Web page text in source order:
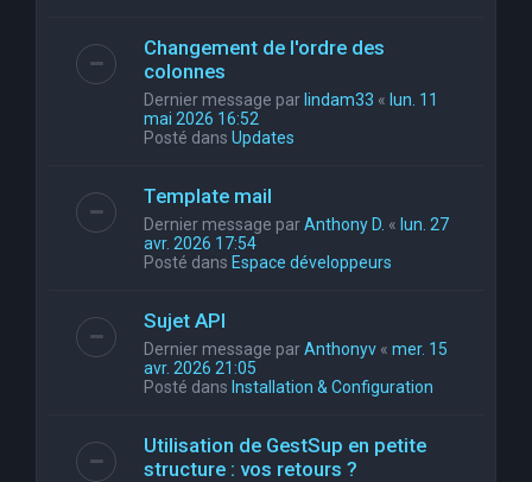
Changement de l'ordre des
colonnes
Dernier message parlindam33 « lun. 11
mai 2026 16:52
Posté dans Updates
Template mail
Dernier message parAnthony D. « lun. 27
avr. 2026 17:54
Posté dans Espace développeurs
Sujet API
Dernier message parAnthonyv « mer. 15
avr. 2026 21:05
Posté dans Installation & Configuration
Utilisation de GestSup en petite
structure : vos retours ?